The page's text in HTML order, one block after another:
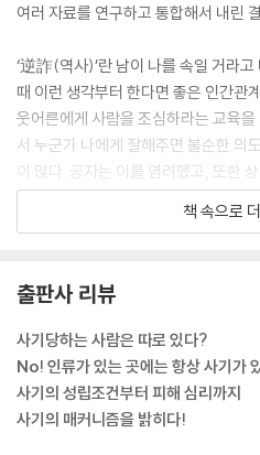
여러 자료를 연구하고 통합해서 내린
‘逆詐(역사)’란 남이 나를 속일 거라
때 이런 생각부터 한다면 좋은 인간관
웃어른에게 사람을 조심하라는 교육
서 누군가 나에게 잘해주면 불순한 의
이 많다. 공자는 이를 염려했고, 또한
측하는 것도 경계했다. 그러면서도 믿
미리 알아채는 능력이 현명한 것과 다
달린 게 아니다. 지인 중에 누가 사기를
게 말한다. “왜 그렇게 멍청해?” 하지
가 사람을 믿었기 때문이다. 만약 남을
을지 몰라도 사회는 존재할 수 없다. 이
적이고 모순된 부분이다.
책 속으로
출판사 리뷰
사기당하는 사람은 따로 있다?
No! 인류가 있는 곳에는 항상 사기가
사기의 성립조건부터 피해 심리까지
사기의 매커니즘을 밝히다!